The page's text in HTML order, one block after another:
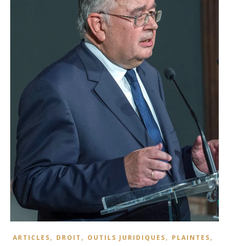
ARTICLES, DROIT , OUTILS JURIDIQUES, PLAINTES,